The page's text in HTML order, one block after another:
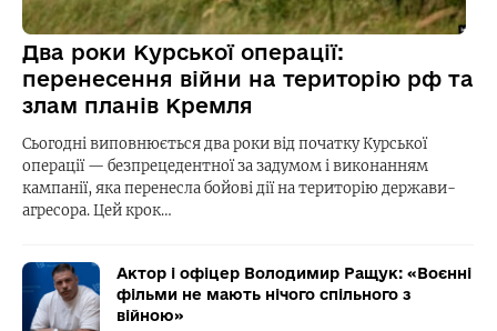
Два роки Курської операції:
перенесення війни на територію рф та
злам планів Кремля
Сьогодні виповнюється два роки від початку Курської
операції — безпрецедентної за задумом і виконанням
кампанії, яка перенесла бойові дії на територію держави-
агресора. Цей крок…
Актор і офіцер Володимир Ращук: «Воєнні
фільми не мають нічого спільного з
війною»